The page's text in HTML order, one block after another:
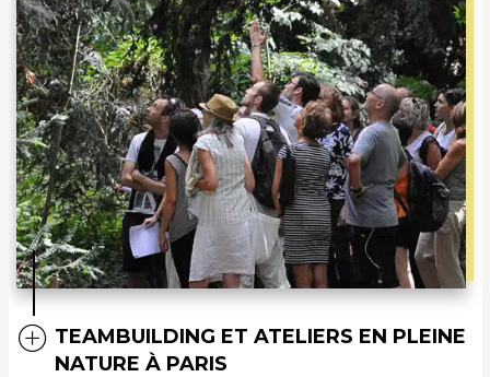
TEAMBUILDING ET ATELIERS EN PLEINE
NATURE À PARIS